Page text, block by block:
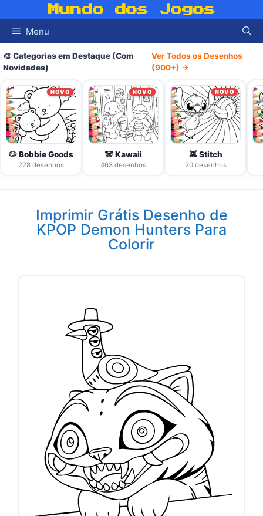
para
conteúdo
Mundo dos Jogos
Menu
🎨 Categorias em Destaque (Com
Novidades)
Ver Todos os Desenhos
(900+) →
NOVO
🐶 Bobbie Goods
228 desenhos
NOVO
🐼 Kawaii
463 desenhos
NOVO
👾 Stitch
20 desenhos
Imprimir Grátis Desenho de
KPOP Demon Hunters Para
Colorir